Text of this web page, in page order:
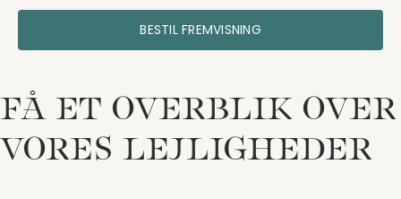
BESTIL FREMVISNING
FÅ ET OVERBLIK OVER
VORES LEJLIGHEDER